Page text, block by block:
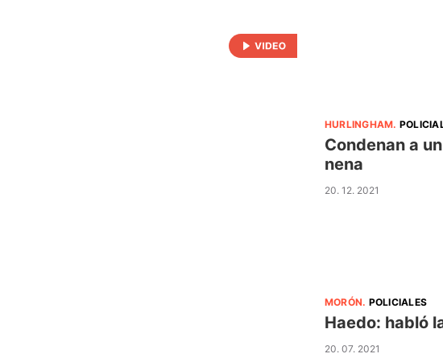
HURLINGHAM.
Condenan a
nena
20. 12. 2021
MORÓN. POLICIALES
Haedo: habló
20. 07. 2021